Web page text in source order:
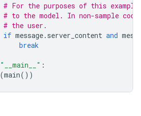
# For the purposes of this
# to the model. In non-sample
# the user.
if message. server_content and
break
"__main__" :
(main())